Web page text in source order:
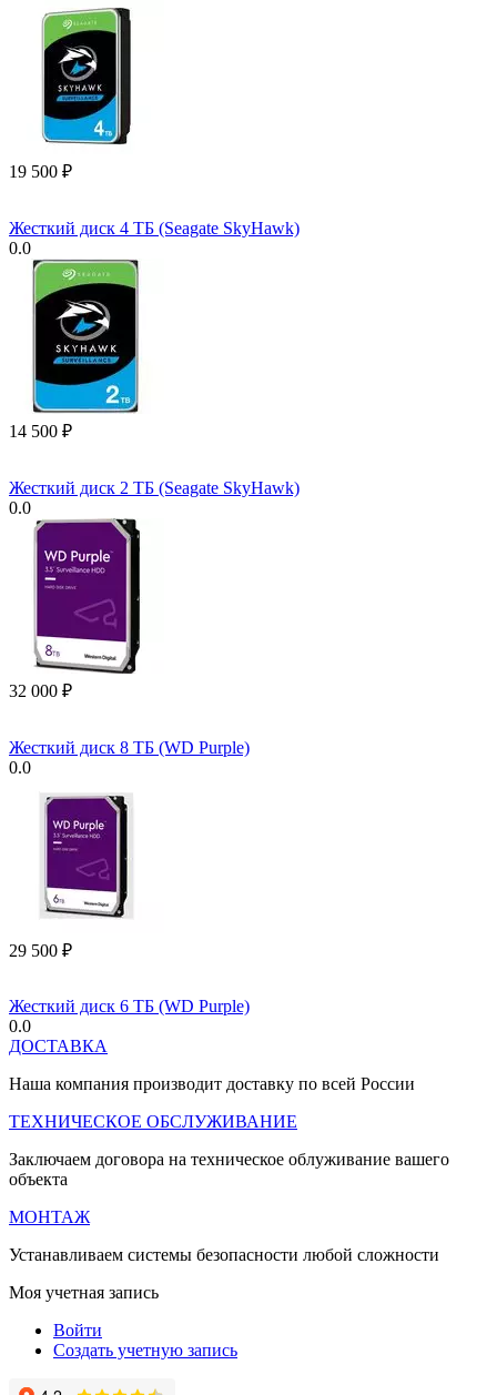
19 500 ₽
Жесткий диск 4 ТБ (Seagate SkyHawk)
0.0
14 500 ₽
Жесткий диск 2 ТБ (Seagate SkyHawk)
0.0
32 000 ₽
Жесткий диск 8 ТБ (WD Purple)
0.0
29 500 ₽
Жесткий диск 6 ТБ (WD Purple)
0.0
ДОСТАВКА
Наша компания производит доставку по всей России
ТЕХНИЧЕСКОЕ ОБСЛУЖИВАНИЕ
Заключаем договора на техническое облуживание вашего
объекта
МОНТАЖ
Устанавливаем системы безопасности любой сложности
Моя учетная запись
Войти
Создать учетную запись